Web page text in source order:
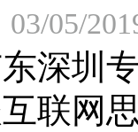
03/05/
深圳
联网